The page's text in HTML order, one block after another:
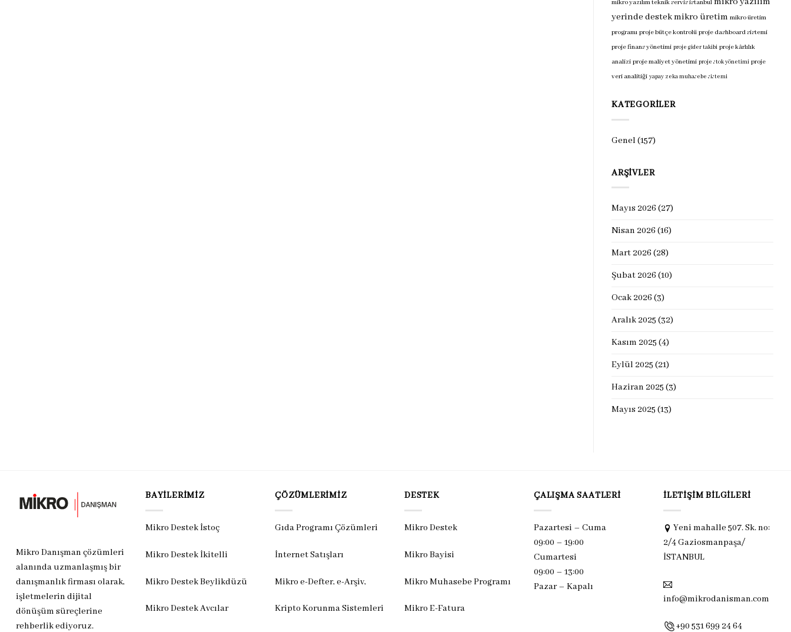
mikro yazılım teknik servis istanbul
yerinde destekmikro üretim mikro üretim
programı proje bütçe kontrolü proje dashboard sistemi
proje finans yönetimi proje gider takibi proje kârlılık
analizi proje maliyet yönetimi proje stok yönetimi proje
veri analitiği yapay zeka muhasebe sistemi
KATEGORILER
Genel(157)
ARŞIVLER
Mayıs 2026 (27)
Nisan 2026 (16)
Mart 2026 (28)
Şubat 2026 (10)
Ocak 2026 (3)
Aralık 2025 (32)
Kasım 2025 (4)
Eylül 2025 (21)
Haziran 2025 (3)
Mayıs 2025 (13)
Mikro Danışman çözümleri
alanında uzmanlaşmış bir
danışmanlık firması olarak,
işletmelerin dijital
dönüşüm süreçlerine
rehberlik ediyoruz.
BAYILERIMIZ
Mikro Destek İstoç
Mikro Destek İkitelli
Mikro Destek Beylikdüzü
Mikro Destek Avcılar
ÇÖZÜMLERIMIZ
Gıda Programı Çözümleri
İnternet Satışları
Mikro e-Defter, e-Arşiv,
Kripto Korunma Sistemleri
DESTEK
Mikro Destek
Mikro Bayisi
Mikro Muhasebe Programı
Mikro E-Fatura
ÇALIŞMA SAATLERI
Pazartesi – Cuma
09:00 – 19:00
Cumartesi
09:00 – 13:00
Pazar – Kapalı
İLETIŞIM BILGILERI
Yeni mahalle 507. Sk. no:
2/4 Gaziosmanpaşa/
İSTANBUL
info@mikrodanisman.com
+90 531 699 24 64